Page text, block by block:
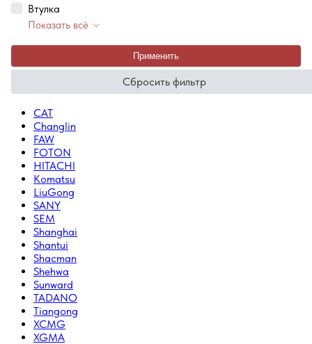
Втулка
Показать всё
Применить
Сбросить фильтр
CAT
Changlin
FAW
FOTON
HITACHI
Komatsu
LiuGong
SANY
SEM
Shanghai
Shantui
Shacman
Shehwa
Sunward
TADANO
Tiangong
XCMG
XGMA